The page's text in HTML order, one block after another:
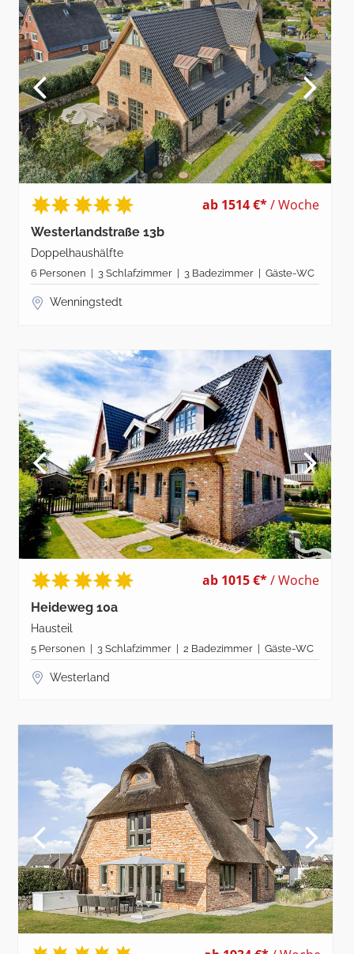
ab 1514 €*/ Woche
Westerlandstraße 13b
Doppelhaushälfte
6 Personen | 3 Schlafzimmer | 3 Badezimmer | Gäste-WC
Wenningstedt
ab 1015 €*/ Woche
Heideweg 10a
Hausteil
5 Personen | 3 Schlafzimmer | 2 Badezimmer | Gäste-WC
Westerland